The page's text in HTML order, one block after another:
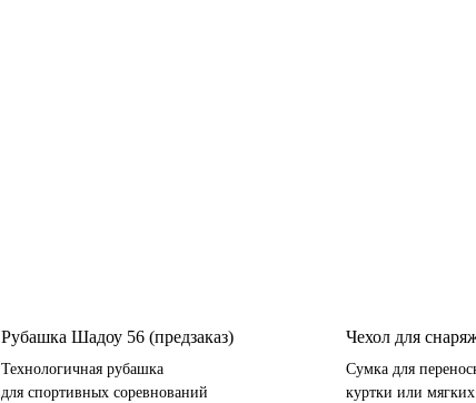
Рубашка Шадоу 56 (предзаказ)
Технологичная рубашка
для спортивных соревнований
Чехол для
Сумка для
куртки или